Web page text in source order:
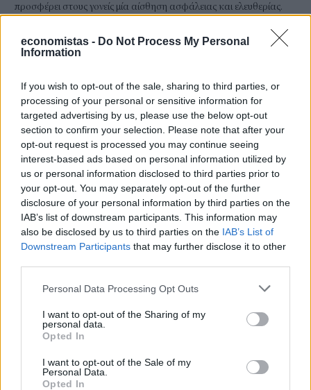
economistas - Do Not Process My Personal
Information
If you wish to opt-out of the sale, sharing to third parties, or
processing of your personal or sensitive information for
targeted advertising by us, please use the below opt-out
section to confirm your selection. Please note that after your
opt-out request is processed you may continue seeing
interest-based ads based on personal information utilized by
us or personal information disclosed to third parties prior to
your opt-out. You may separately opt-out of the further
disclosure of your personal information by third parties on the
IAB’s list of downstream participants. This information may
also be disclosed by us to third parties on the IAB’s List of
Downstream Participants that may further disclose it to other
Personal Data Processing Opt Outs
I want to opt-out of the Sharing of my
personal data.
Opted In
I want to opt-out of the Sale of my
Personal Data.
Opted In
προσφέρει στους γονείς μία αίσθηση ασφάλειας και ελευθερίας.
παράλληλα έχουν άμεση επαφή με την κατάσταση του βρέφους
και γνωρίζουν ότι τη στιγμή που θα τους χρειαστεί, θα είναι δίπλα
NEWSROOM/
Πώς η AI φέρνει μισθούς άνω των 100.000
δολαρίων σε υδραυλικούς και
ηλεκτρολόγους
θέσεις εργασίας γραφείου, παράλληλα όμως δημιουργεί ένα νέο
κύμα επαγγελματικών ευκαιριών για ηλεκτρολόγους, υδραυλικούς,